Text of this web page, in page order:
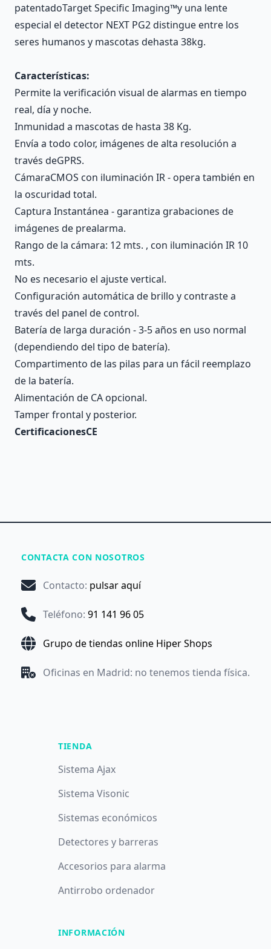
patentadoTarget Specific Imaging™y una lente
especial el detector NEXT PG2 distingue entre los
seres humanos y mascotas dehasta 38kg.
Características:
Permite la verificación visual de alarmas en tiempo
real, día y noche.
Inmunidad a mascotas de hasta 38 Kg.
Envía a todo color, imágenes de alta resolución a
través deGPRS.
CámaraCMOS con iluminación IR - opera también en
la oscuridad total.
Captura Instantánea - garantiza grabaciones de
imágenes de prealarma.
Rango de la cámara: 12 mts. , con iluminación IR 10
mts.
No es necesario el ajuste vertical.
Configuración automática de brillo y contraste a
través del panel de control.
Batería de larga duración - 3-5 años en uso normal
(dependiendo del tipo de batería).
Compartimento de las pilas para un fácil reemplazo
de la batería.
Alimentación de CA opcional.
Tamper frontal y posterior.
CertificacionesCE
CONTACTA CON NOSOTROS
Contacto: pulsar aquí
Teléfono: 91 141 96 05
Grupo de tiendas online Hiper Shops
Oficinas en Madrid: no tenemos tienda física.
TIENDA
Sistema Ajax
Sistema Visonic
Sistemas económicos
Detectores y barreras
Accesorios para alarma
Antirrobo ordenador
INFORMACIÓN